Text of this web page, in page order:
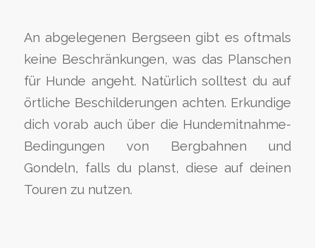
An abgelegenen Bergseen gibt es oftmals
keine Beschränkungen, was das Planschen
für Hunde angeht. Natürlich solltest du auf
örtliche Beschilderungen achten. Erkundige
dich vorab auch über die Hundemitnahme-
Bedingungen von Bergbahnen und
Gondeln, falls du planst, diese auf deinen
Touren zu nutzen.